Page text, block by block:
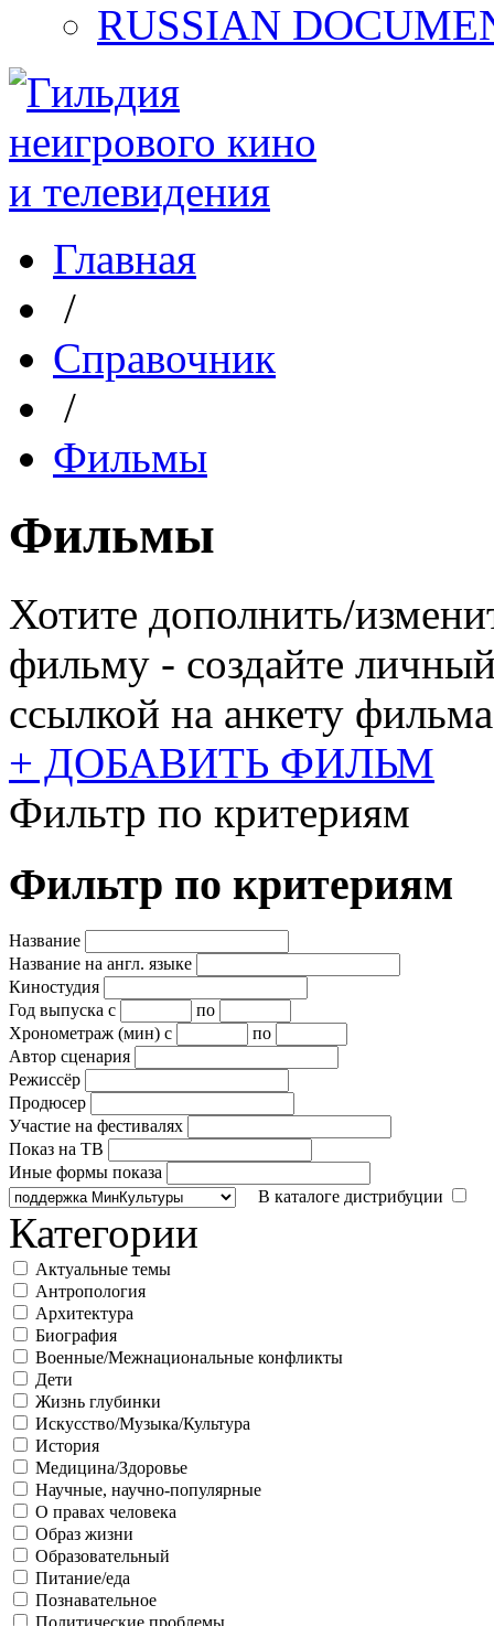
RUSSIAN
Главная
/
Справочник
/
Фильмы
Фильмы
Хотите дополнить/
фильму - создайте
ссылкой на анкету
+ ДОБАВИТЬ ФИЛЬМ
Фильтр по критериям
Фильтр по критериям
Название
Название на англ. языке
Киностудия
Год выпуска с
по
Хронометраж (мин) с
по
Автор сценария
Режиссёр
Продюсер
Участие на фестивалях
Показ на ТВ
Иные формы показа
В каталоге дистрибуции
Категории
Актуальные темы
Антропология
Архитектура
Биография
Военные/Межнациональные конфликты
Дети
Жизнь глубинки
Искусство/Музыка/Культура
История
Медицина/Здоровье
Научные, научно-популярные
О правах человека
Образ жизни
Образовательный
Питание/еда
Познавательное